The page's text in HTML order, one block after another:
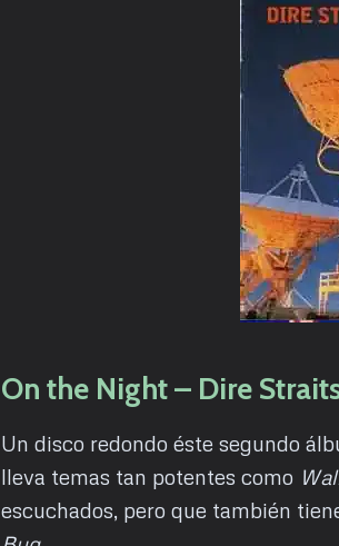
On the Night – Dire
Un disco redondo éste segundo
lleva temas tan potentes como
escuchados, pero que también